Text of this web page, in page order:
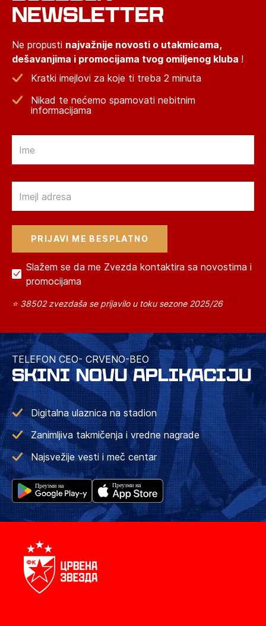
NEWSLETTER
Ne propusti najvažnije novosti o utakmicama,
dešavanjima i promocijama tvog omiljenog kluba !
Kratki imejlovi za koje ti treba 2 minuta
Nikad te nećemo spamovati nebitnim
informacijama
Slažem se da me Zvezda kontaktira sa novostima i
promocijama
⭐ 38502 zvezdaša se prijavilo u toku sezone 2025/26
TELEFON CEO- CRVENO-BEO
SKINI NOVU APLIKACIJU
Digitalna ulaznica na stadion
Zanimljiva takmičenja i vredne nagrade
Najsvežije vesti i meč centar